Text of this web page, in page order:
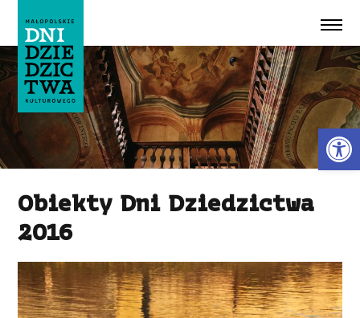
Przeskocz do treści
Obiekty Dni Dziedzictwa
2016